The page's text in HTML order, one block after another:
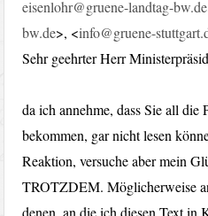
eisenlohr@gruene-landtag-bw.de
bw.de>, <info@gruene-
Sehr geehrter Herr
da ich annehme, dass Sie all die
bekommen, gar nicht lesen
Reaktion, versuche aber mein
TROTZDEM. Möglicherweise
denen, an die ich diesen Text in